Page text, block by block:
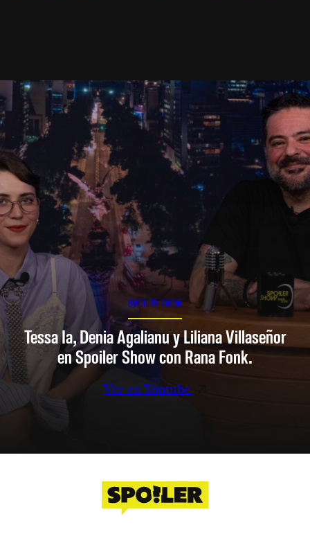
SPOILER SHOW
Tessa Ia, Denia Agalianu y Liliana Villaseñor
en Spoiler Show con Rana Fonk.
Ver en Youtube